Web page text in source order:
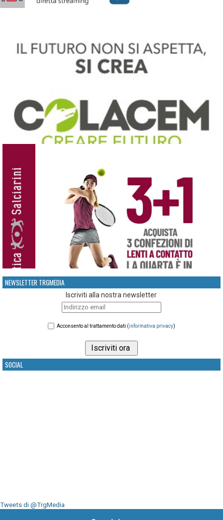
NEWSLETTER TRGMEDIA
Iscriviti alla nostra newsletter
Acconsento al trattamento dati (informativa privacy)
SOCIAL
Tweets di @TrgMedia